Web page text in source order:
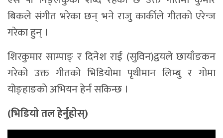
बिकले संगीत भरेका छन् भने राजु कार्कीले गीतको एरेन्ज
गरेका हुन् ।
शिरकुमार साम्पाङ् र दिनेश राई (सुविन)द्वयले छायाँङकन
गरेको उक्त गीतको भिडियोमा पृथीमान लिम्बु र गोमा
योङ्हाङकाे अभियन हेर्न सकिन्छ ।
(भिडियाे तल हेर्नुहाेस्)